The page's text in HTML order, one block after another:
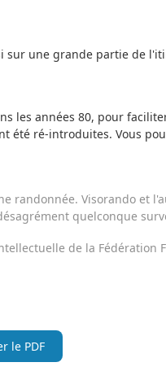
sur une grande partie de
les années 80, pour
été ré-introduites. Vous
randonnée. Visorando et
quelconque
de la Fédération
le PDF